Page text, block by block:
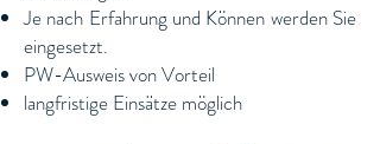
Je nach Erfahrung und Können werden Sie
eingesetzt.
PW-Ausweis von Vorteil
langfristige Einsätze möglich